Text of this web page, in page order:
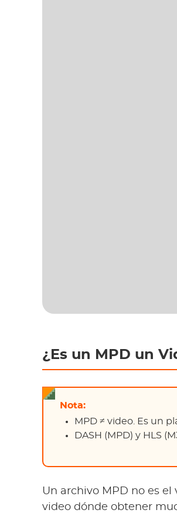
¿Es un MPD un
Nota:
MPD ≠ video. Es un
DASH (MPD) y HLS
Un archivo MPD no es
video dónde obtener